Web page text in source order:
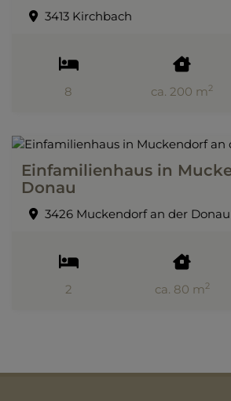
3413 Kirchbach
8 ca. 200 m2
Einfamilienhaus in
Donau
3426 Muckendorf an der Donau
2 ca. 80 m2